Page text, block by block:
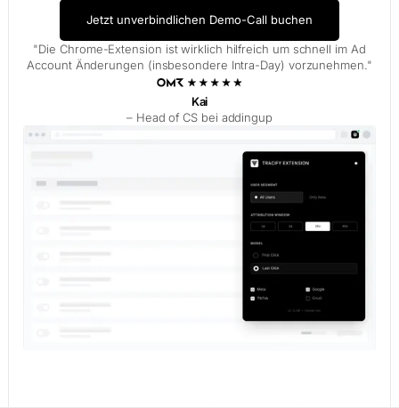
Jetzt unverbindlichen Demo-Call buchen
"Die Chrome-Extension ist wirklich hilfreich um schnell im Ad
Account Änderungen (insbesondere Intra-Day) vorzunehmen."
Kai
– Head of CS bei addingup